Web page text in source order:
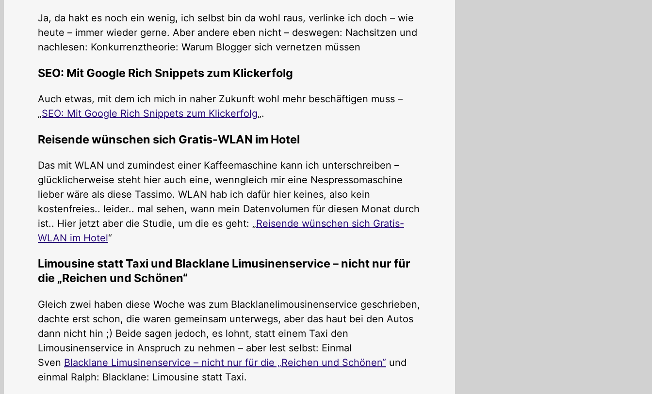
Ja, da hakt es noch ein wenig, ich selbst bin da wohl raus, verlinke ich doch – wie
heute – immer wieder gerne. Aber andere eben nicht – deswegen: Nachsitzen und
nachlesen: Konkurrenztheorie: Warum Blogger sich vernetzen müssen
SEO: Mit Google Rich Snippets zum Klickerfolg
Auch etwas, mit dem ich mich in naher Zukunft wohl mehr beschäftigen muss –
„SEO: Mit Google Rich Snippets zum Klickerfolg„.
Reisende wünschen sich Gratis-WLAN im Hotel
Das mit WLAN und zumindest einer Kaffeemaschine kann ich unterschreiben –
glücklicherweise steht hier auch eine, wenngleich mir eine Nespressomaschine
lieber wäre als diese Tassimo. WLAN hab ich dafür hier keines, also kein
kostenfreies.. leider.. mal sehen, wann mein Datenvolumen für diesen Monat durch
ist.. Hier jetzt aber die Studie, um die es geht: „Reisende wünschen sich Gratis-
WLAN im Hotel“
Limousine statt Taxi und Blacklane Limusinenservice – nicht nur für
die „Reichen und Schönen“
Gleich zwei haben diese Woche was zum Blacklanelimousinenservice geschrieben,
dachte erst schon, die waren gemeinsam unterwegs, aber das haut bei den Autos
dann nicht hin ;) Beide sagen jedoch, es lohnt, statt einem Taxi den
Limousinenservice in Anspruch zu nehmen – aber lest selbst: Einmal
Sven Blacklane Limusinenservice – nicht nur für die „Reichen und Schönen“ und
einmal Ralph: Blacklane: Limousine statt Taxi.